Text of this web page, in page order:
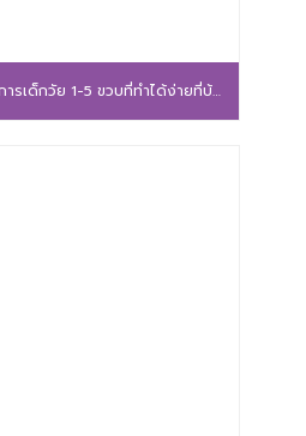
เด็กวัย 1-5 ขวบที่ทำได้ง่ายที่บ้าน